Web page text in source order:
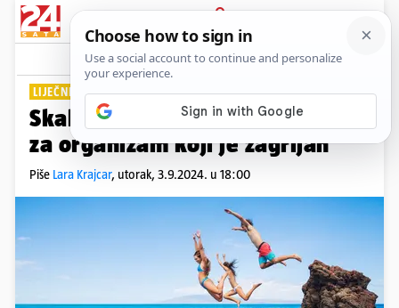
PRIJAVA
Lifestyle Komentari
LIJEČNICA O UTAPANJU
Skakanje u hladnu vodu šok je
za organizam koji je zagrijan
Piše Lara Krajcar, utorak, 3.9.2024. u 18:00